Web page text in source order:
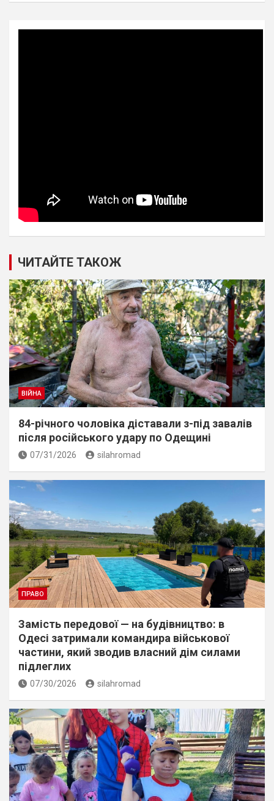
ЧИТАЙТЕ ТАКОЖ
ВІЙНА
84-річного чоловіка діставали з-під завалів
пiсля росiйського удару по Одещині
07/31/2026 silahromad
ПРАВО
Замість передової — на будівництво: в
Одесі затримали командира військової
частини, який зводив власний дім силами
підлеглих
07/30/2026 silahromad